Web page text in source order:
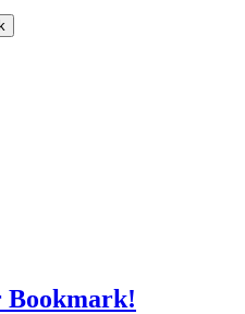
Bookmark!